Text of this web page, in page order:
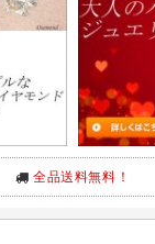
全品送料無料！